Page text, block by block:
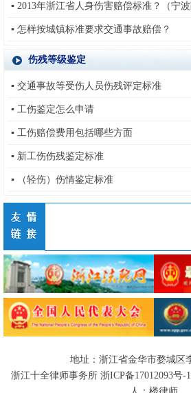
▪ 2013年浙江省人身伤害赔偿标准？（宁波
▪ 怎样按城镇标准要求交通事故赔偿？
伤残等级鉴定
▪ 交通事故等受伤人员伤残评定标准
▪ 工伤鉴定怎么申请
▪ 工伤赔偿费用包括哪些方面
▪ 新工伤伤残鉴定标准
▪ （轻伤）伤情鉴定标准
地址：浙江省金华市婺城区
浙江十全律师事务所 浙ICP备17012093号-1